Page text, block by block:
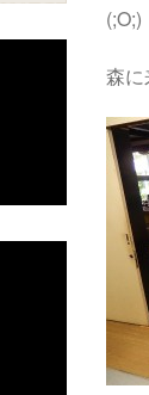
(;O;)
森